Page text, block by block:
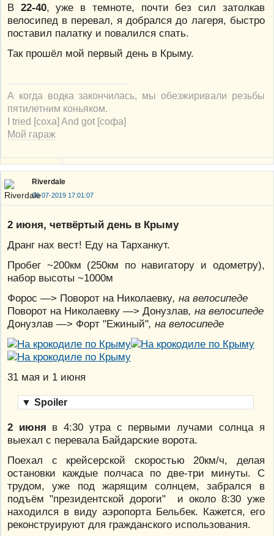
В 22-40, уже в темноте, почти без сил затолкав
велосипед в перевал, я добрался до лагеря, быстро
поставил палатку и повалился спать.
Так прошёл мой первый день в Крыму.
А когда водка закончилась, мы обезжиривали резьбы
пятилетним коньяком.
I tried [соха] And got [софа]
Мой гараж
Riverdale
06-07-2019 17:01:07
2 июня, четвёртый день в Крыму
Дранг нах вест! Еду на Тарханкут.
Пробег ~200км (250км по навигатору и одометру),
набор высоты ~1000м
Форос —> Поворот на Николаевку, на велосипеде
Поворот на Николаевку —> Донузлав, на велосипеде
Донузлав —> Форт "Ежиный", на велосипеде
31 мая и 1 июня
▼ Spoiler
2 июня в 4:30 утра с первыми лучами солнца я
выехал с перевала Байдарские ворота.
Поехал с крейсерской скоростью 20км/ч, делая
остановки каждые полчаса по две-три минуты. С
трудом, уже под жарящим солнцем, забрался в
подъём "президентской дороги" и около 8:30 уже
находился в виду аэропорта Бельбек. Кажется, его
реконструируют для гражданского использования.